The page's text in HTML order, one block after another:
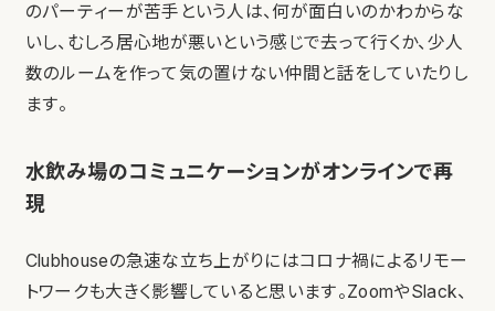
のパーティーが苦手という人は、何が面白いのかわからな
いし、むしろ居心地が悪いという感じで去って行くか、少人
数のルームを作って気の置けない仲間と話をしていたりし
ます。
水飲み場のコミュニケーションがオンラインで再
現
Clubhouseの急速な立ち上がりにはコロナ禍によるリモー
トワークも大きく影響していると思います。ZoomやSlack、